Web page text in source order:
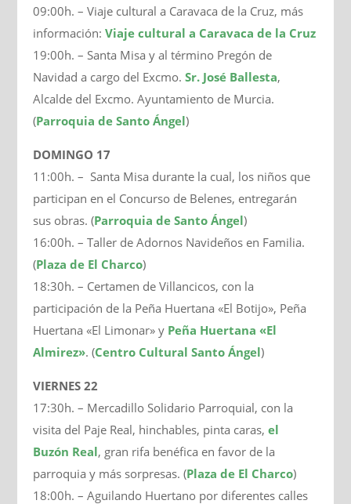
09:00h. – Viaje cultural a Caravaca de la Cruz, más
información:Viaje cultural a Caravaca de la Cruz
19:00h. – Santa Misa y al término Pregón de
Navidad a cargo del Excmo.Sr. José Ballesta,
Alcalde del Excmo. Ayuntamiento de Murcia.
(Parroquia de Santo Ángel)
DOMINGO 17
11:00h. – Santa Misa durante la cual, los niños que
participan en el Concurso de Belenes, entregarán
sus obras. (Parroquia de Santo Ángel)
16:00h. – Taller de Adornos Navideños en Familia.
(Plaza de El Charco)
18:30h. – Certamen de Villancicos, con la
participación de la Peña Huertana «El Botijo», Peña
Huertana «El Limonar» y Peña Huertana «El
Almirez». (Centro Cultural Santo Ángel)
VIERNES 22
17:30h. – Mercadillo Solidario Parroquial, con la
visita del Paje Real, hinchables, pinta caras,el
Buzón Real, gran rifa benéfica en favor de la
parroquia y más sorpresas. (Plaza de El Charco)
18:00h. – Aguilando Huertano por diferentes calles